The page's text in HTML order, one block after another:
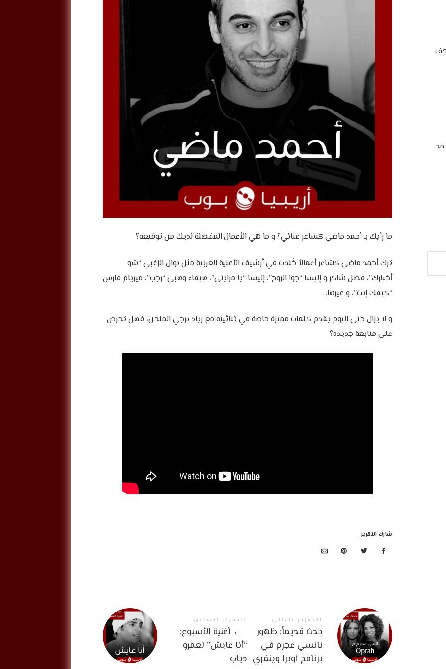
‎ترك أحمد ماضي كشاعر أعمالاً خُلدت في أرشيف الأغنية العربية مثل نوال الزغبي “شو
أخبارك”، فضل شاكر و إليسا “جوا الروح”، إليسا “يا مرايتي”، هيفاء وهبي “رجب”، ميريام فارس
“كيفك إنت”، و غيرها.
‎و لا يزال حتى اليوم يقدم كلمات مميزة خاصة في ثنائيته مع زياد برجي الملحن، فهل تحرص
على متابعة جديده؟
شارك التقرير
التقرير السابق
← أغنية الأسبوع:
“أنا عايش” لعمرو
دياب
التقرير التالي
حدث قديماً: ظهور
نانسي عجرم في
برنامج أوبرا وينفري